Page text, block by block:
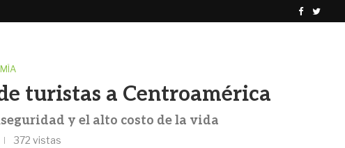
turistas a Centroamérica
y el alto costo de la vida
372 vistas